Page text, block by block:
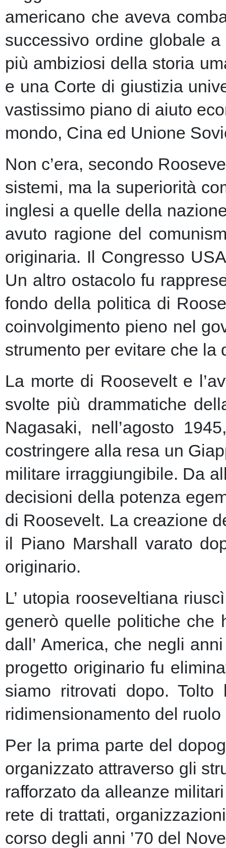
americano che aveva
successivo ordine globale
più ambiziosi della storia
e una Corte di giustizia
vastissimo piano di aiuto
mondo, Cina ed Unione
Non c’era, secondo
sistemi, ma la superiorità
inglesi a quelle della
avuto ragione del
originaria. Il Congresso
Un altro ostacolo fu
fondo della politica di
coinvolgimento pieno nel
strumento per evitare che
La morte di Roosevelt e
svolte più drammatiche
Nagasaki, nell’agosto
costringere alla resa un
militare irraggiungibile. Da
decisioni della potenza
di Roosevelt. La creazione
il Piano Marshall varato
originario.
L’ utopia rooseveltiana
generò quelle politiche che
dall’ America, che negli
progetto originario fu
siamo ritrovati dopo.
ridimensionamento del
Per la prima parte del
organizzato attraverso gli
rafforzato da alleanze
rete di trattati,
corso degli anni ’70 del